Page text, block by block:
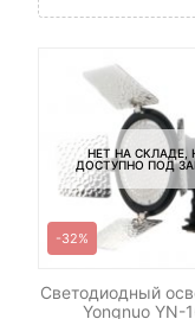
НЕТ НА СКЛАДЕ,
ДОСТУПНО ПОД
-32%
Светодиодный
Yongnuo YN-